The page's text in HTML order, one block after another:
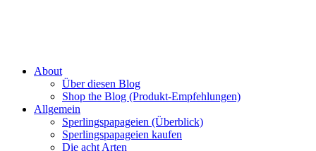
About
Über diesen Blog
Shop the Blog (Produkt-Empfehlungen)
Allgemein
Sperlingspapageien (Überblick)
Sperlingspapageien kaufen
Die acht Arten